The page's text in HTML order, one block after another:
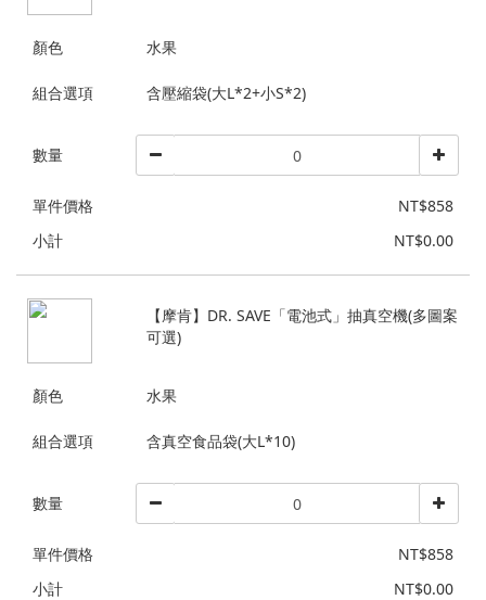
顏色 水果
組合選項 含壓縮袋(大L*2+小S*2)
數量
單件價格
NT$858
小計
NT$0.00
【摩肯】DR. SAVE「電池式」抽真空機(多圖案
可選)
顏色 水果
組合選項 含真空食品袋(大L*10)
數量
單件價格
NT$858
小計
NT$0.00